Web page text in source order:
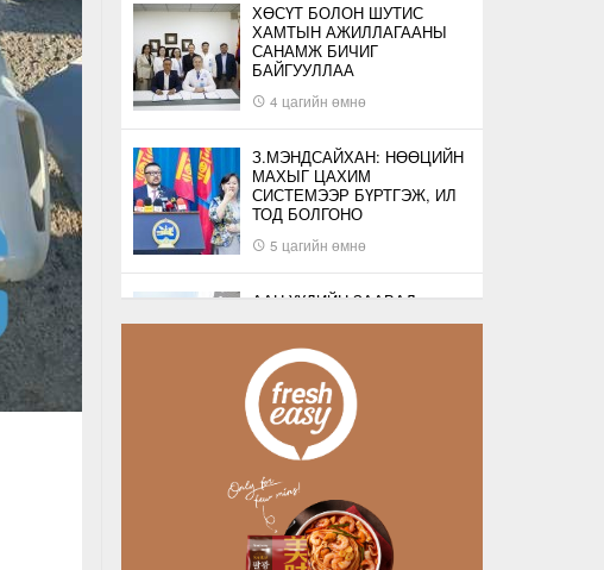
ХӨСҮТ БОЛОН ШУТИС
ХАМТЫН АЖИЛЛАГААНЫ
САНАМЖ БИЧИГ
БАЙГУУЛЛАА
4 цагийн өмнө
З.МЭНДСАЙХАН: НӨӨЦИЙН
МАХЫГ ЦАХИМ
СИСТЕМЭЭР БҮРТГЭЖ, ИЛ
ТОД БОЛГОНО
5 цагийн өмнө
ААН-ҮҮДИЙН ЗААВАЛ
БҮРДҮҮЛДЭГ 103
БОЛГОЛОО
5 цагийн өмнө
НАТО-ГИЙН ЛОГИСТИКИЙН
ЧУХАЛ ТӨВ ЛЕЙПЦИГИЙН
НИСЭХ БУУДАЛД
БӨМБӨГТЭЙ ДРО…
5 цагийн өмнө